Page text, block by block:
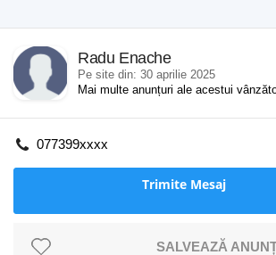
Radu Enache
Pe site din: 30 aprilie 2025
Mai multe anunțuri ale acestui
077399xxxx
Trimite Mesaj
SALVEAZĂ